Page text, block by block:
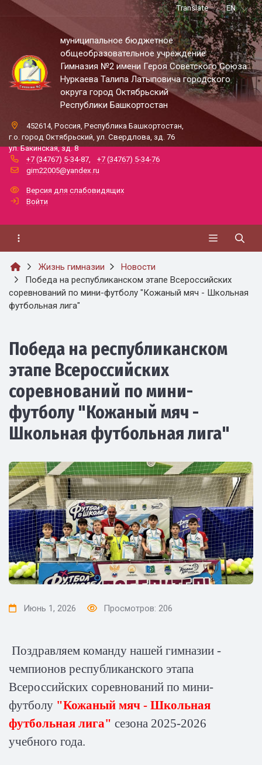
Translate EN
муниципальное бюджетное
общеобразовательное учреждение
Гимназия №2 имени Героя Советского Союза
Нуркаева Талипа Латыповича городского
округа город Октябрьский
Республики Башкортостан
452614, Россия, Республика Башкортостан,
г.о. город Октябрьский, ул. Свердлова, зд. 76
ул. Бакинская, зд. 8
+7 (34767) 5-34-87
+7 (34767) 5-34-76
gim22005@yandex.ru
Версия для слабовидящих
Войти
Жизнь гимназии
Новости
Победа на республиканском этапе Всероссийских
соревнований по мини-футболу "Кожаный мяч - Школьная
футбольная лига"
Победа на республиканском
этапе Всероссийских
соревнований по мини-
футболу "Кожаный мяч -
Школьная футбольная лига"
Июнь 1, 2026 Просмотров: 206
Поздравляем команду нашей гимназии -
чемпионов республиканского этапа
Всероссийских соревнований по мини-
футболу "Кожаный мяч - Школьная
футбольная лига" сезона 2025-2026
учебного года.